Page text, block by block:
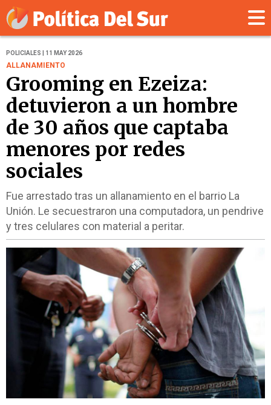
POLICIALES | 11 MAY 2026
ALLANAMIENTO
Grooming en Ezeiza:
detuvieron a un hombre
de 30 años que captaba
menores por redes
sociales
Fue arrestado tras un allanamiento en el barrio La
Unión. Le secuestraron una computadora, un pendrive
y tres celulares con material a peritar.